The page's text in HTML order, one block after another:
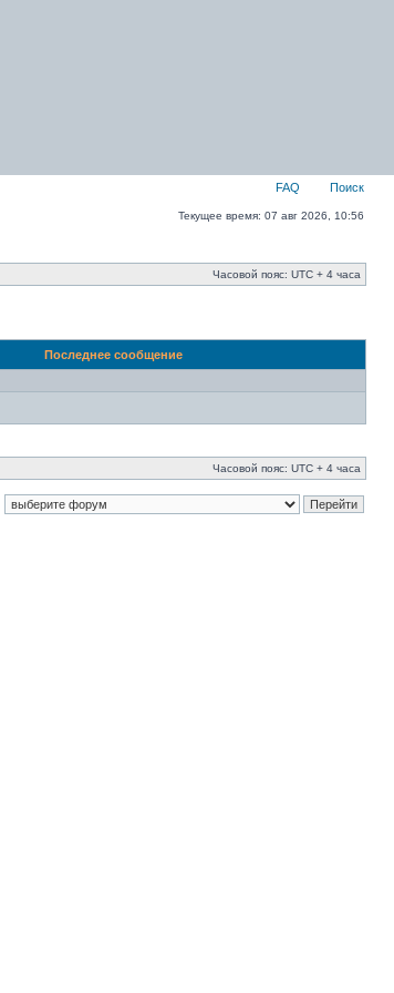
FAQ Поиск
Текущее время: 07 авг 2026, 10:56
Часовой пояс: UTC + 4 часа
Последнее сообщение
Часовой пояс: UTC + 4 часа